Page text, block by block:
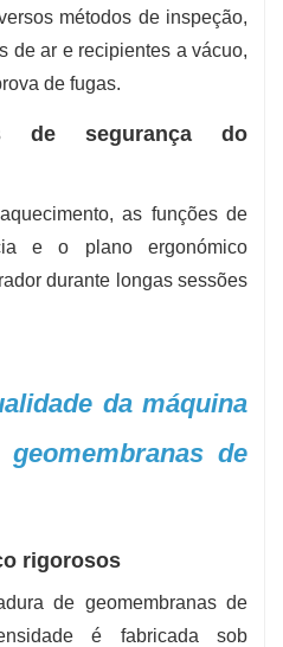
métodos de inspeção,
de ar e recipientes a vácuo,
de fugas.
de segurança do
as funções de
e o plano ergonómico
durante longas sessões
da máquina
de
rigorosos
de geomembranas de
é fabricada sob